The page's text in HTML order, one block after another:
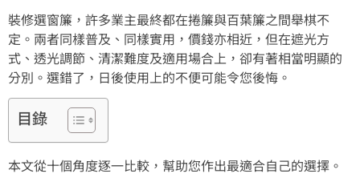
裝修選窗簾，許多業主最終都在捲簾與百葉簾之間舉棋不
定。兩者同樣普及、同樣實用，價錢亦相近，但在遮光方
式、透光調節、清潔難度及適用場合上，卻有著相當明顯的
分別。選錯了，日後使用上的不便可能令您後悔。
目錄
本文從十個角度逐一比較，幫助您作出最適合自己的選擇。